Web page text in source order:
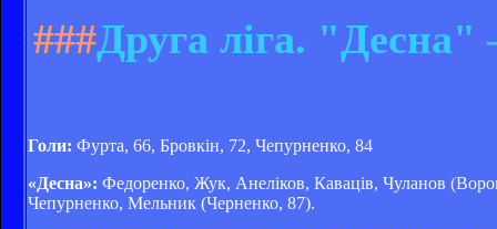
###Друга ліга.
Голи: Фурта, 66, Бровкін, 72, Чепурненко, 84
«Десна»: Федоренко, Жук, Анеліков, Каваців, Чуланов
Чепурненко, Мельник (Черненко, 87).